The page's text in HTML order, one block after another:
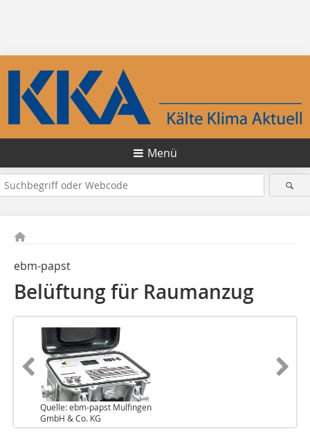
Menü
ebm-papst
Belüftung für Raumanzug
Quelle: ebm-papst Mulfingen
GmbH & Co. KG